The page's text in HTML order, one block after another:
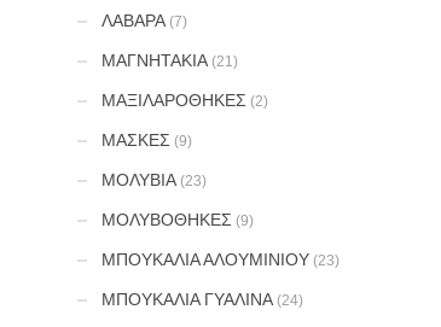
ΛΑΒΑΡΑ (7)
ΜΑΓΝΗΤΑΚΙΑ (21)
ΜΑΞΙΛΑΡΟΘΗΚΕΣ (2)
ΜΑΣΚΕΣ (9)
ΜΟΛΥΒΙΑ (23)
ΜΟΛΥΒΟΘΗΚΕΣ (9)
ΜΠΟΥΚΑΛΙΑ ΑΛΟΥΜΙΝΙΟΥ (23)
ΜΠΟΥΚΑΛΙΑ ΓΥΑΛΙΝΑ (24)